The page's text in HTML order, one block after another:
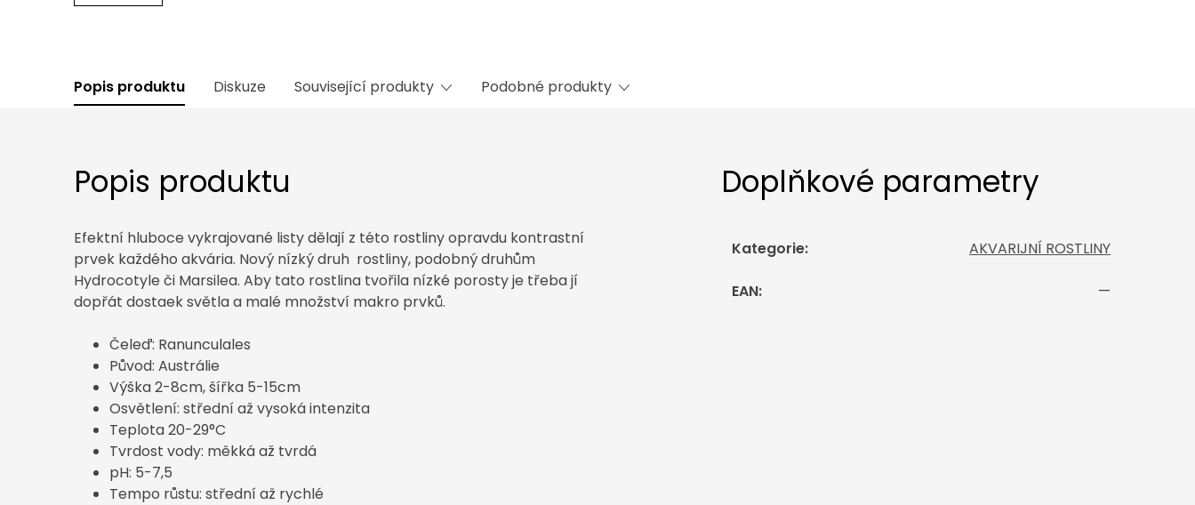
Popis produktu Diskuze Související produkty Podobné produkty
Popis produktu
Efektní hluboce vykrajované listy dělají z této rostliny opravdu kontrastní
prvek každého akvária. Nový nízký druh rostliny, podobný druhům
Hydrocotyle či Marsilea. Aby tato rostlina tvořila nízké porosty je třeba jí
dopřát dostaek světla a malé množství makro prvků.
Čeleď: Ranunculales
Původ: Austrálie
Výška 2-8cm, šířka 5-15cm
Osvětlení: střední až vysoká intenzita
Teplota 20-29°C
Tvrdost vody: měkká až tvrdá
pH: 5-7,5
Tempo růstu: střední až rychlé
Doplňkové parametry
Kategorie: AKVARIJNÍ ROSTLINY
EAN: —